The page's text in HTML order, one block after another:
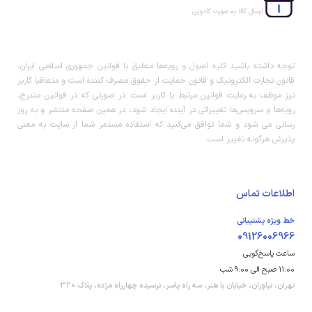
ارسال کالا به صورت کادویی
توجه داشته باشید کلیه اصول و رویه‏‌ها منطبق با قوانین جمهوری اسلامی ایران،
قانون تجارت الکترونیک و قانون حمایت از حقوق مصرف کننده است و متعاقبا کاربر
نیز موظف به رعایت قوانین مرتبط با کاربر است. در صورتی که در قوانین مندرج،
رویه‏‌ها و سرویس‏‌ها تغییراتی در آینده ایجاد شود، در همین صفحه منتشر و به روز
رسانی می شود و شما توافق می‏‌کنید که استفاده مستمر شما از سایت به معنی
پذیرش هرگونه تغییر است.
اطلاعات تماس
خط ویژه پشتیبانی
09126006966
ساعت پاسخ‌گویی
11:00 صبح الی 9:00 شب
تهران، نیاوران، خیابان با هنر، سه راه یاسر، نرسیده چهارراه مژده، پلاک 320